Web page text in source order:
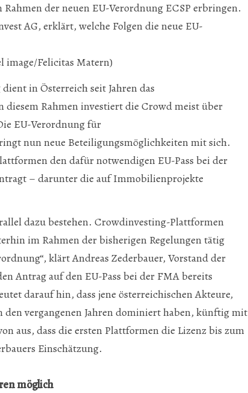
der neuen EU-Verordnung ECSP erbringen.
AG, erklärt, welche Folgen die neue EU-
image/Felicitas Matern)
in Österreich seit Jahren das
Rahmen investiert die Crowd meist über
EU-Verordnung für
nun neue Beteiligungsmöglichkeiten mit sich.
den dafür notwendigen EU-Pass bei der
– darunter die auf Immobilienprojekte
dazu bestehen. Crowdinvesting-Plattformen
im Rahmen der bisherigen Regelungen tätig
klärt Andreas Zederbauer, Vorstand der
Antrag auf den EU-Pass bei der FMA bereits
darauf hin, dass jene österreichischen Akteure,
vergangenen Jahren dominiert haben, künftig mit
aus, dass die ersten Plattformen die Lizenz bis zum
Einschätzung.
möglich